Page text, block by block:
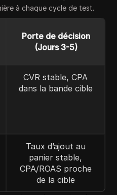
à chaque cycle de test.
Porte de décision
(Jours 3-5)
CVR stable, CPA
dans la bande cible
Taux d’ajout au
panier stable,
CPA/ROAS proche
de la cible